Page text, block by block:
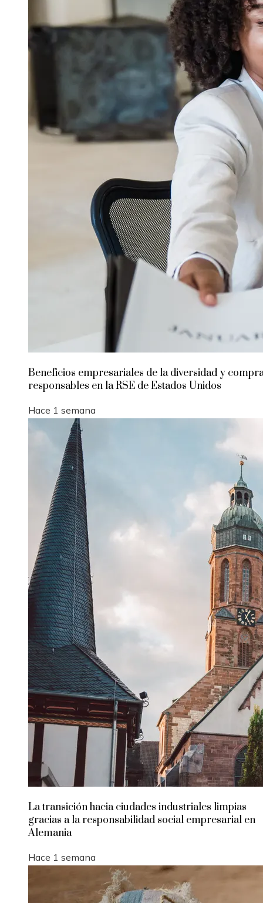
Beneficios empresariales de la diversidad y
responsables en la RSE de Estados Unidos
Hace 1 semana
La transición hacia ciudades industriales limpias
gracias a la responsabilidad social empresarial en
Alemania
Hace 1 semana